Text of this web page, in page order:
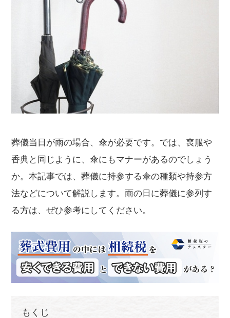
葬儀当日が雨の場合、傘が必要です。では、喪服や
香典と同じように、傘にもマナーがあるのでしょう
か。本記事では、葬儀に持参する傘の種類や持参方
法などについて解説します。雨の日に葬儀に参列す
る方は、ぜひ参考にしてください。
もくじ